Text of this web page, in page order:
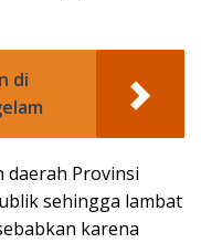
di
daerah Provinsi
sehingga lambat
karena